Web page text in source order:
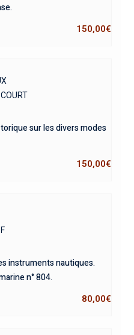
150,00€
sur les divers modes
150,00€
instruments nautiques.
n° 804.
80,00€